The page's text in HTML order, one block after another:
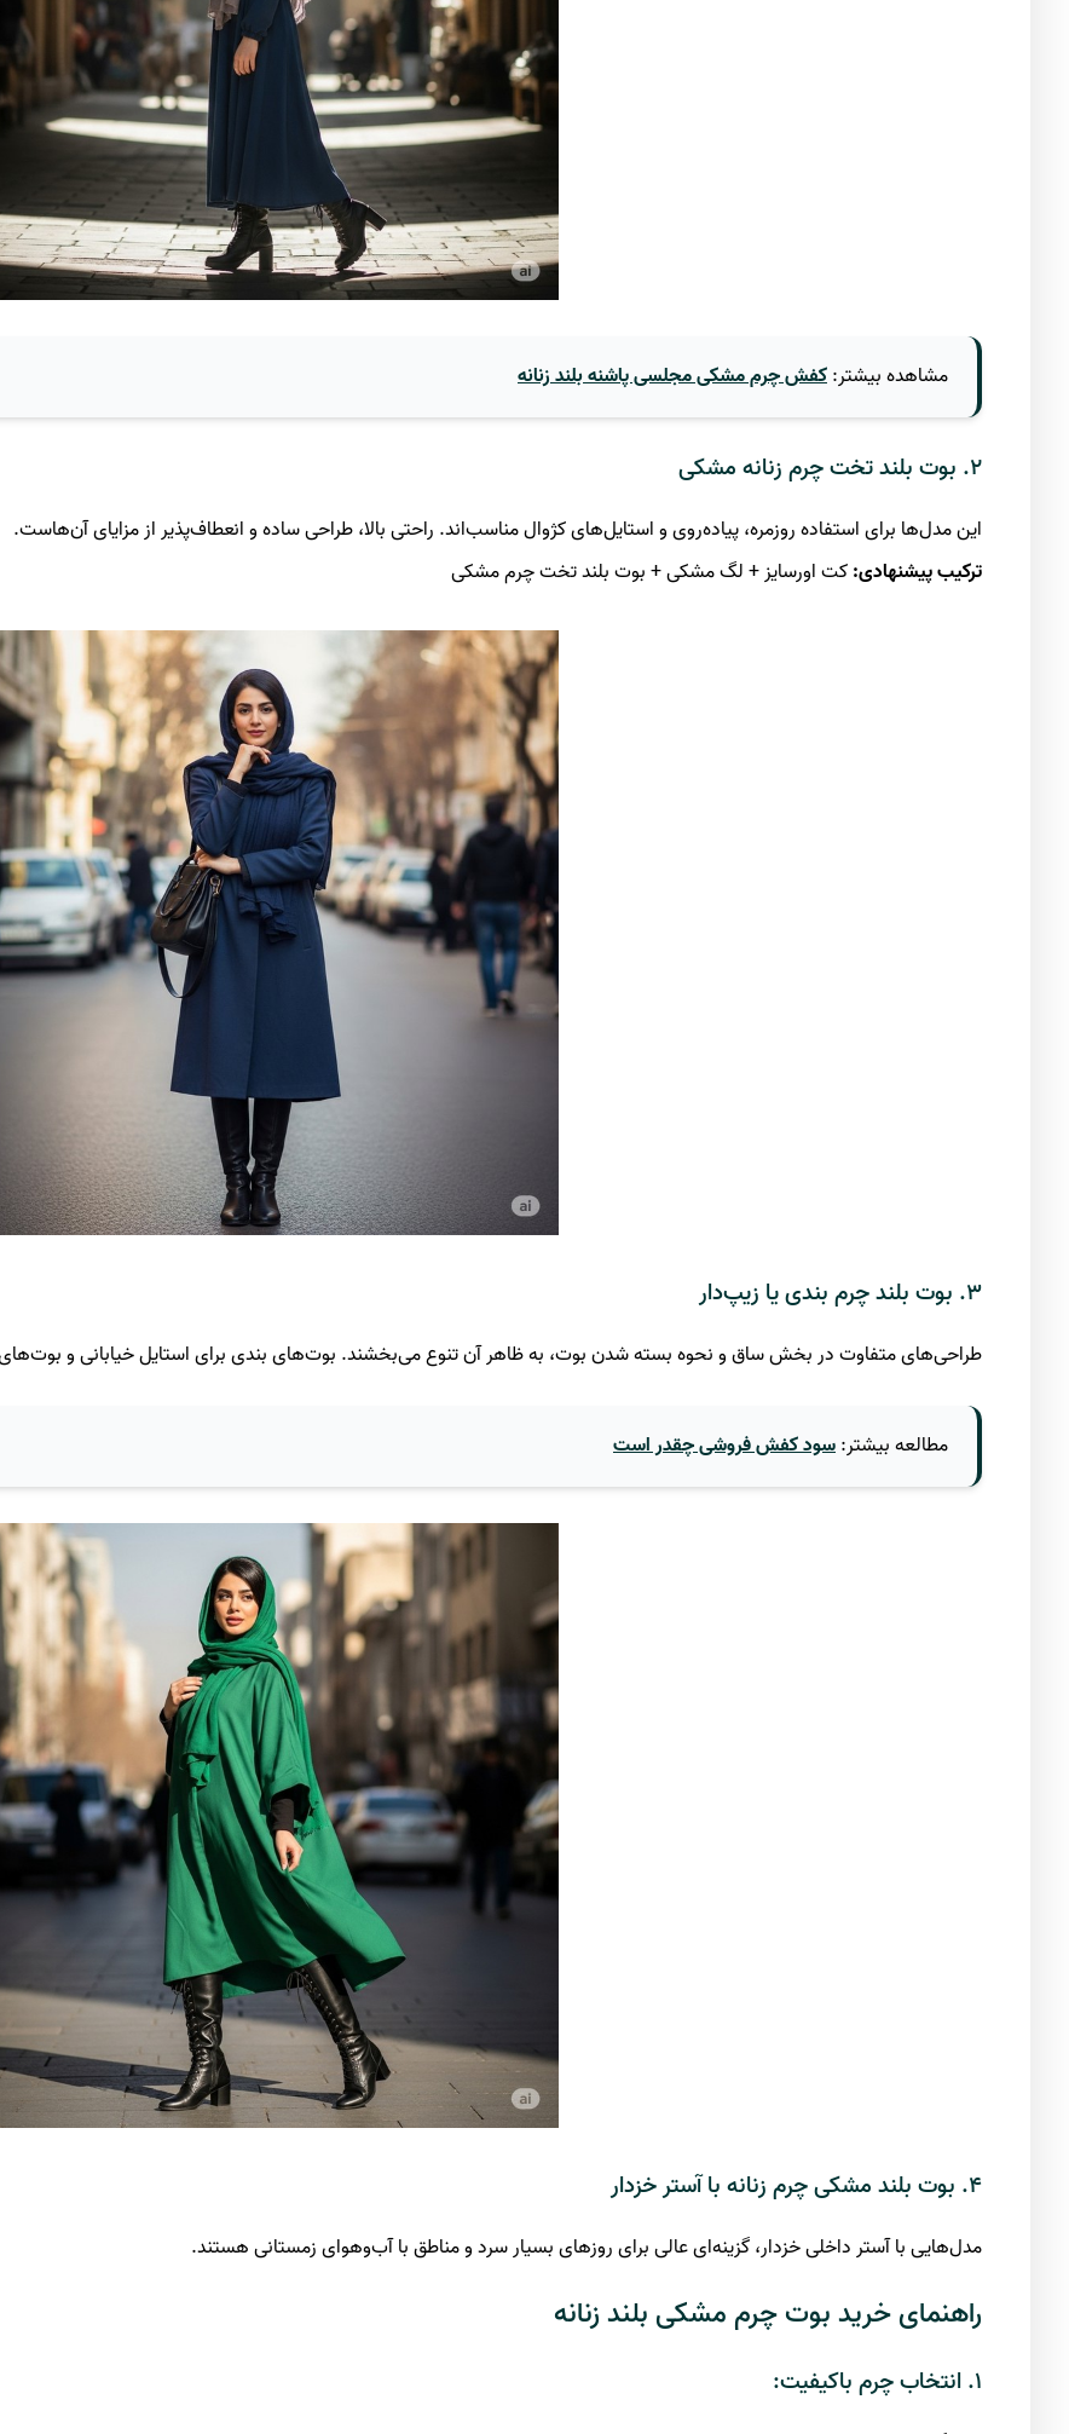
مشاهده بیشتر:کفش چرم مشکی مجلسی پاشنه بلند زنانه
۲. بوت بلند تخت چرم زنانه مشکی
این مدل‌ها برای استفاده روزمره، پیاده‌روی و استایل‌های کژوال مناسب‌اند. راحتی بالا، طراحی ساده و انعطاف‌پذیر از مزایای آن‌هاست.
ترکیب پیشنهادی:کت اورسایز + لگ مشکی + بوت بلند تخت چرم مشکی
۳. بوت بلند چرم بندی یا زیپ‌دار
طراحی‌های متفاوت در بخش ساق و نحوه بسته شدن بوت، به ظاهر آن تنوع می‌بخشند. بوت‌های بندی برای استایل خیابانی و
مطالعه بیشتر:سود کفش فروشی چقدر است
۴. بوت بلند مشکی چرم زنانه با آستر خزدار
مدل‌هایی با آستر داخلی خزدار، گزینه‌ای عالی برای روزهای بسیار سرد و مناطق با آب‌وهوای زمستانی هستند.
راهنمای خرید بوت چرم مشکی بلند زنانه
۱. انتخاب چرم باکیفیت: